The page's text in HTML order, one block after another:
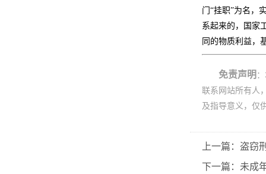
门“挂职”为名，
系起来的，国家
同的物质利益，
免责声明
联系网站所有人
及指导意义，仅
上一篇：盗窃
下一篇：未成